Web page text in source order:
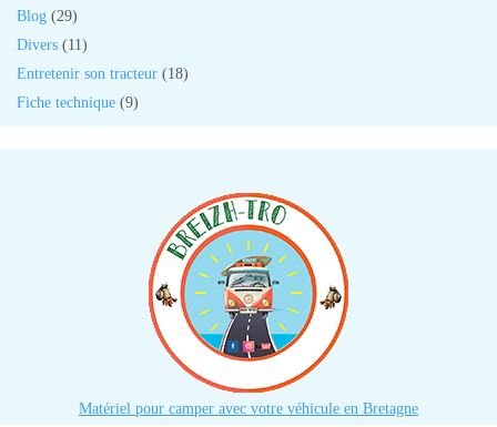
Blog (29)
Divers (11)
Entretenir son tracteur (18)
Fiche technique (9)
Matériel pour camper avec votre véhicule en Bretagne